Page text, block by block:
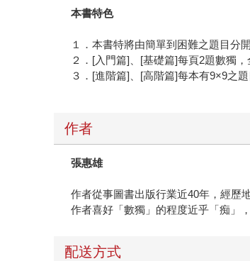
本書特色
１．本書特將由簡單到困難之題目分
２．[入門篇]、[基礎篇]每頁2題數獨，
３．[進階篇]、[高階篇]每本有9×9之
作者
張惠雄
作者從事圖書出版行業近40年，經歷
作者喜好「數獨」的程度近乎「痴」
配送方式